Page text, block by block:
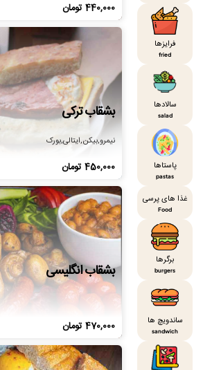
فرایزها
fried
سالادها
salad
پاستاها
pastas
غذا های پرسی
Food
برگرها
burgers
ساندویچ ها
sandwich
440,000تومان
بشقاب ترکی
نیمرو,بیکن,ایتالی,بورک
450,000تومان
بشقاب انگلیسی
470,000تومان